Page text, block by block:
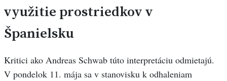
využitie prostriedkov v
Španielsku
Kritici ako Andreas Schwab túto interpretáciu odmietajú.
V pondelok 11. mája sa v stanovisku k odhaleniam